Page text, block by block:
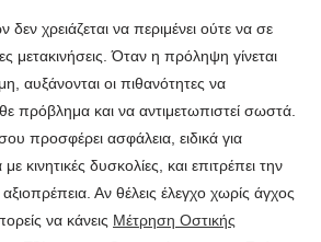
χρειάζεται να περιμένει ούτε να σε
μετακινήσεις. Όταν η πρόληψη γίνεται
αυξάνονται οι πιθανότητες να
πρόβλημα και να αντιμετωπιστεί σωστά.
προσφέρει ασφάλεια, ειδικά για
κινητικές δυσκολίες, και επιτρέπει την
Αν θέλεις έλεγχο χωρίς άγχος
να κάνεις Μέτρηση Οστικής